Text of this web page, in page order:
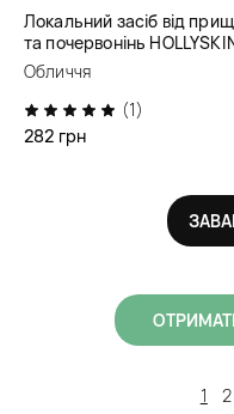
Локальний засіб від
та почервонінь
Calamine. Drying Lotion
Обличчя
(1)
282 грн
1 2